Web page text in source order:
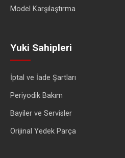
Model Karşılaştırma
Yuki Sahipleri
İptal ve İade Şartları
Periyodik Bakım
Bayiler ve Servisler
Orijinal Yedek Parça